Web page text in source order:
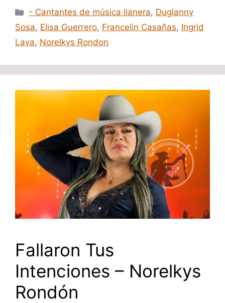
Categorías
- Cantantes de música llanera, Duglanny
Sosa, Elisa Guerrero, Francelin Casañas, Ingrid
Laya, Norelkys Rondon
Fallaron Tus
Intenciones – Norelkys
Rondón